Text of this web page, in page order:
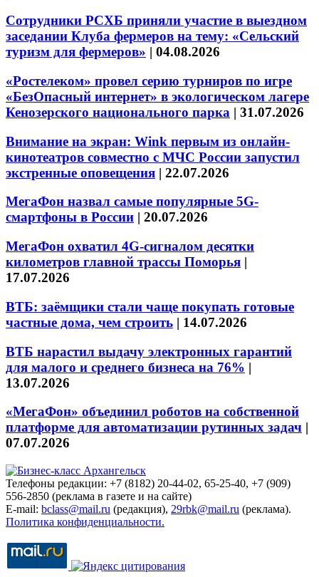
Сотрудники РСХБ приняли участие в выездном
заседании Клуба фермеров на тему: «Сельский
туризм для фермеров» | 04.08.2026
«Ростелеком» провел серию турниров по игре
«БезОпасный интернет» в экологическом лагере
Кенозерского национального парка | 31.07.2026
Внимание на экран: Wink первым из онлайн-
кинотеатров совместно с МЧС России запустил
экстренные оповещения | 22.07.2026
МегаФон назвал самые популярные 5G-
смартфоны в России | 20.07.2026
МегаФон охватил 4G-сигналом десятки
километров главной трассы Поморья |
17.07.2026
ВТБ: заёмщики стали чаще покупать готовые
частные дома, чем строить | 14.07.2026
ВТБ нарастил выдачу электронных гарантий
для малого и среднего бизнеса на 76% |
13.07.2026
«МегаФон» объединил роботов на собственной
платформе для автоматизации рутинных задач |
07.07.2026
Телефоны редакции: +7 (8182) 20-44-02, 65-25-40, +7 (909)
556-2850 (реклама в газете и на сайте)
E-mail: bclass@mail.ru (редакция), 29rbk@mail.ru (реклама).
Политика конфиденциальности.